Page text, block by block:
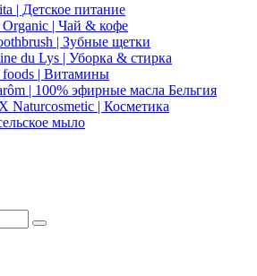
| Детское питание
| Чай & кофе
| Зубные щетки
du Lys | Уборка & стирка
| Витамины
| 100% эфирные масла Бельгия
Naturcosmetic | Косметика
мыло